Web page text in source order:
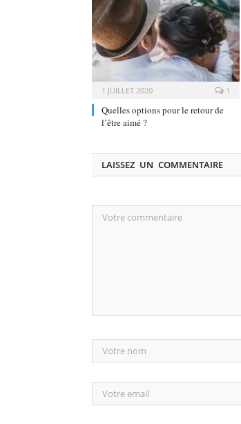
1 JUILLET 2020 1
Quelles options pour le retour de
l’être aimé ?
LAISSEZ UN COMMENTAIRE